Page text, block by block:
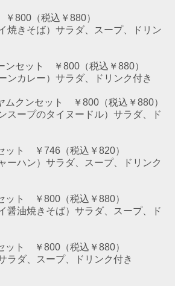
800（税込￥880）
焼きそば） サラダ、スープ、ドリン
セット ￥800（税込￥880）
ンカレー） サラダ、ドリンク付き
クンセット ￥800（税込￥880）
スープのタイヌードル） サラダ、ド
ト ￥746（税込￥820）
ン）サラダ、スープ、ドリンク
ット
￥800（税込￥880）
焼きそば）サラダ、スープ、ド
ット
￥800（税込￥880）
、スープ、ドリンク付き